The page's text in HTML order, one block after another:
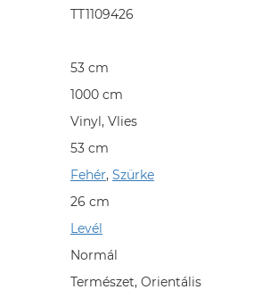
TT1109426
53 cm
1000 cm
Vinyl, Vlies
53 cm
Fehér, Szürke
26 cm
Levél
Normál
Természet, Orientális